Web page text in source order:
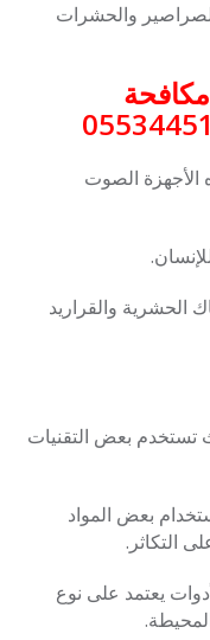
والحشرات
الأجهزة الصوت
الحشرية والقراريد
تستخدم بعض التقنيات
بعض المواد
التكاثر.
يعتمد على نوع